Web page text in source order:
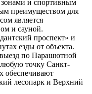
и спортивным
преимуществом для
является
и сауной.
проспект» и
езды от объекта.
по Парашютной
точку Санкт-
обеспечивают
лесопарк и Верхний